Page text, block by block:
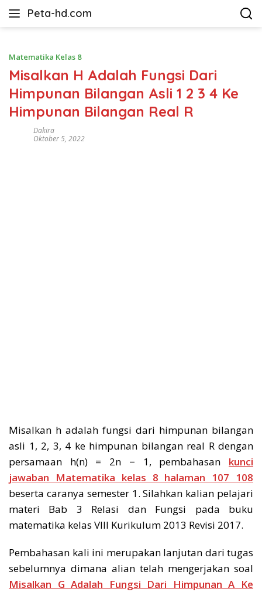
Peta-hd.com
Kumpulan
HD
Matematika Kelas 8
Misalkan H Adalah Fungsi Dari
Himpunan Bilangan Asli 1 2 3 4 Ke
Himpunan Bilangan Real R
Dakira
Oktober 5, 2022
Misalkan h adalah fungsi dari himpunan bilangan
asli 1, 2, 3, 4 ke himpunan bilangan real R dengan
persamaan h(n) = 2n − 1, pembahasan kunci
jawaban Matematika kelas 8 halaman 107 108
beserta caranya semester 1. Silahkan kalian pelajari
materi Bab 3 Relasi dan Fungsi pada buku
matematika kelas VIII Kurikulum 2013 Revisi 2017.
Pembahasan kali ini merupakan lanjutan dari tugas
sebelumnya dimana alian telah mengerjakan soal
Misalkan G Adalah Fungsi Dari Himpunan A Ke